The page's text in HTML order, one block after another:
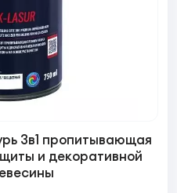
3в1 пропитывающая
и декоративной